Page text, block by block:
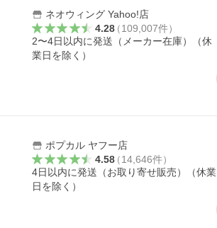
ネオウィング Yahoo!店
4.28（109,007件）
2〜4日以内に発送（メーカー在庫）（休
業日を除く）
ポプカル ヤフー店
4.58（14,646件）
4日以内に発送（お取り寄せ販売）（休業
日を除く）